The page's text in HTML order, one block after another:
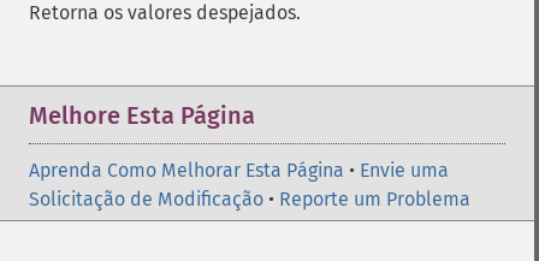
Retorna os valores despejados.
Melhore Esta Página
Aprenda Como Melhorar Esta Página • Envie uma
Solicitação de Modificação • Reporte um Problema